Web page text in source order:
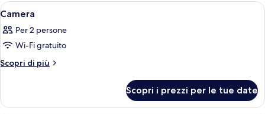
Apri
tutte
le
foto
per
Camera d'albergo con un letto
7
Camera
Per 2 persone
Wi-Fi gratuito
Scopri di più
Altri
Scopri i prezzi per le tue date